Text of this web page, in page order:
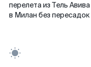
перелета из Тель Авива
в Милан без пересадок